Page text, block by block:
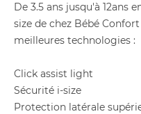
De 3.5 ans jusqu'à 12ans
size de chez Bébé
meilleures technologies :
Click assist light
Sécurité i-size
Protection latérale